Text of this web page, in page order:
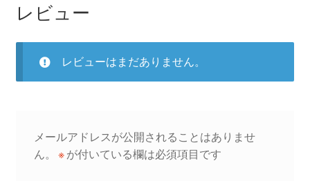
180mm
5
キ
セ
レビュー
レビューはまだありません。
メールアドレスが公開されることはありませ
ん。
※が付いている欄は必須項目です